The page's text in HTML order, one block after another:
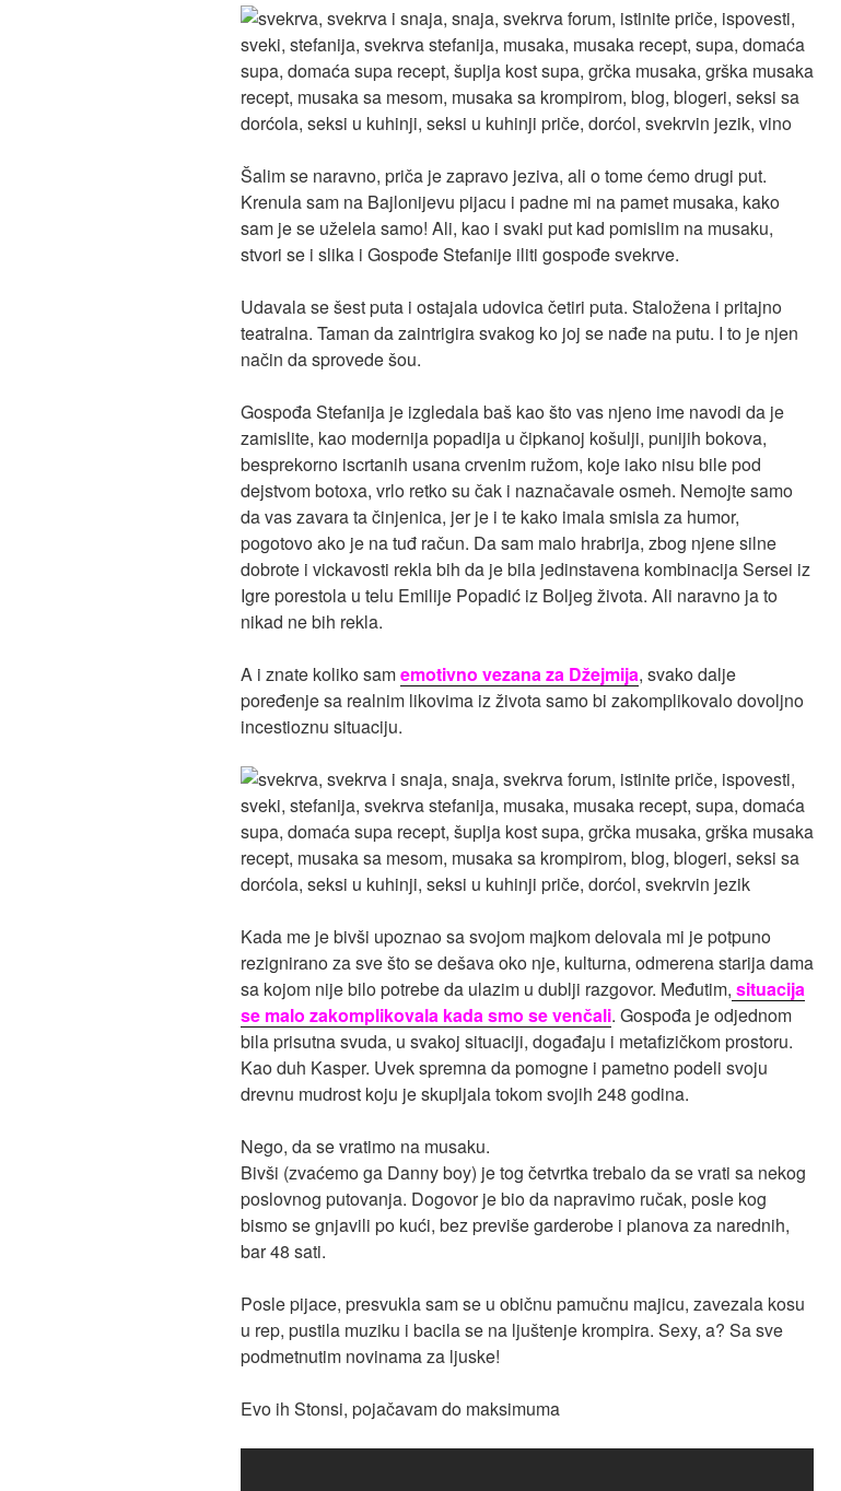
Šalim se naravno, priča je zapravo jeziva, ali o tome ćemo drugi put.
Krenula sam na Bajlonijevu pijacu i padne mi na pamet musaka, kako
sam je se uželela samo! Ali, kao i svaki put kad pomislim na musaku,
stvori se i slika i Gospođe Stefanije iliti gospođe svekrve.
Udavala se šest puta i ostajala udovica četiri puta. Staložena i pritajno
teatralna. Taman da zaintrigira svakog ko joj se nađe na putu. I to je njen
način da sprovede šou.
Gospođa Stefanija je izgledala baš kao što vas njeno ime navodi da je
zamislite, kao modernija popadija u čipkanoj košulji, punijih bokova,
besprekorno iscrtanih usana crvenim ružom, koje iako nisu bile pod
dejstvom botoxa, vrlo retko su čak i naznačavale osmeh. Nemojte samo
da vas zavara ta činjenica, jer je i te kako imala smisla za humor,
pogotovo ako je na tuđ račun. Da sam malo hrabrija, zbog njene silne
dobrote i vickavosti rekla bih da je bila jedinstavena kombinacija Sersei iz
Igre porestola u telu Emilije Popadić iz Boljeg života. Ali naravno ja to
nikad ne bih rekla.
A i znate koliko samemotivno vezana za Džejmija, svako dalje
poređenje sa realnim likovima iz života samo bi zakomplikovalo dovoljno
incestioznu situaciju.
Kada me je bivši upoznao sa svojom majkom delovala mi je potpuno
rezignirano za sve što se dešava oko nje, kulturna, odmerena starija dama
sa kojom nije bilo potrebe da ulazim u dublji razgovor. Međutim, situacija
se malo zakomplikovala kada smo se venčali. Gospođa je odjednom
bila prisutna svuda, u svakoj situaciji, događaju i metafizičkom prostoru.
Kao duh Kasper. Uvek spremna da pomogne i pametno podeli svoju
drevnu mudrost koju je skupljala tokom svojih 248 godina.
Nego, da se vratimo na musaku.
Bivši (zvaćemo ga Danny boy) je tog četvrtka trebalo da se vrati sa nekog
poslovnog putovanja. Dogovor je bio da napravimo ručak, posle kog
bismo se gnjavili po kući, bez previše garderobe i planova za narednih,
bar 48 sati.
Posle pijace, presvukla sam se u običnu pamučnu majicu, zavezala kosu
u rep, pustila muziku i bacila se na ljuštenje krompira. Sexy, a? Sa sve
podmetnutim novinama za ljuske!
Evo ih Stonsi, pojačavam do maksimuma